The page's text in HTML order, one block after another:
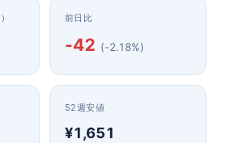
前日比
-42 (-2.18%)
52週安値
¥1,651